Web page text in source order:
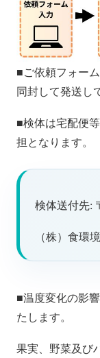
■ご依頼フォー
同封して発送し
■検体は宅配便
担となります。
検体送付先:
（株）食環
■温度変化の影
たします。
果実、野菜及び